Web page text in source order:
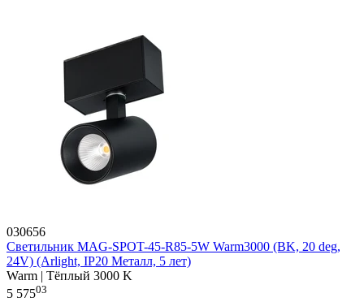
030656
Светильник MAG-SPOT-45-R85-5W Warm3000 (BK, 20 deg,
24V) (Arlight, IP20 Металл, 5 лет)
Warm | Тёплый 3000 K
5 57503